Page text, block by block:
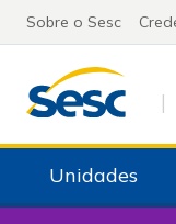
Sobre o Sesc
Unidades